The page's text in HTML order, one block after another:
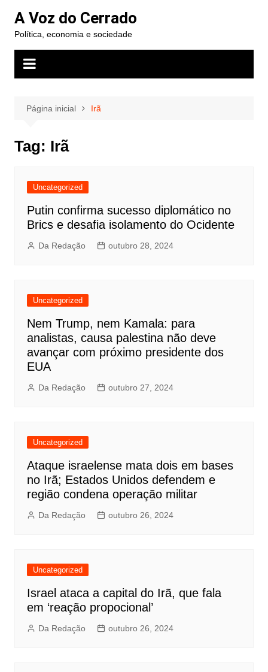
para
conteúdo
A Voz do Cerrado
Política, economia e sociedade
Página inicial Irã
Tag: Irã
Uncategorized
Putin confirma sucesso diplomático no
Brics e desafia isolamento do Ocidente
Da Redação outubro 28, 2024
Uncategorized
Nem Trump, nem Kamala: para
analistas, causa palestina não deve
avançar com próximo presidente dos
EUA
Da Redação outubro 27, 2024
Uncategorized
Ataque israelense mata dois em bases
no Irã; Estados Unidos defendem e
região condena operação militar
Da Redação outubro 26, 2024
Uncategorized
Israel ataca a capital do Irã, que fala
em ‘reação propocional’
Da Redação outubro 26, 2024